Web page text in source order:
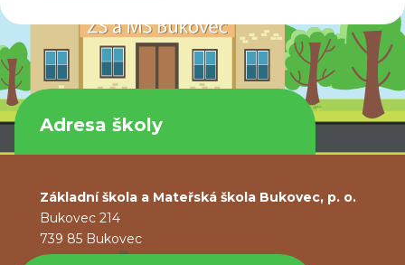
Adresa školy
Základní škola a Mateřská škola Bukovec, p. o.
Bukovec 214
739 85 Bukovec